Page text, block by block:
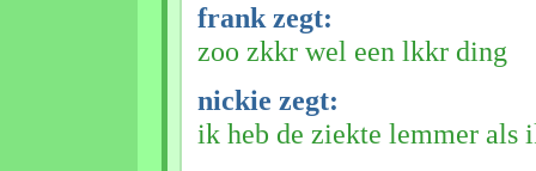
frank zegt:
zoo zkkr wel een lkkr ding
nickie zegt:
ik heb de ziekte lemmer als